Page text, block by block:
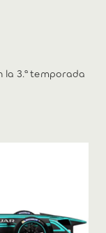
3.ª temporada